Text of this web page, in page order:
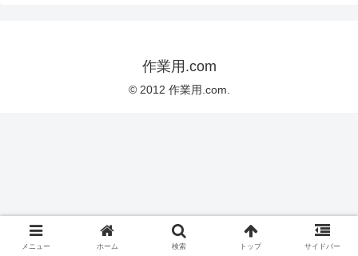
作業用.com
© 2012 作業用.com.
メニュー ホーム 検索 トップ サイドバー